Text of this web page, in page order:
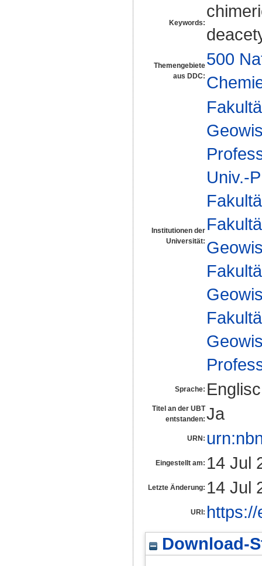
Keywords:
Themengebiete
aus DDC:
500
Institutionen der
Universität:
Univ.-
Sprache:
Titel an der UBT
entstanden: Ja
URN:
Eingestellt am: 14 Jul
Letzte Änderung: 14 Jul
URI:
Download-